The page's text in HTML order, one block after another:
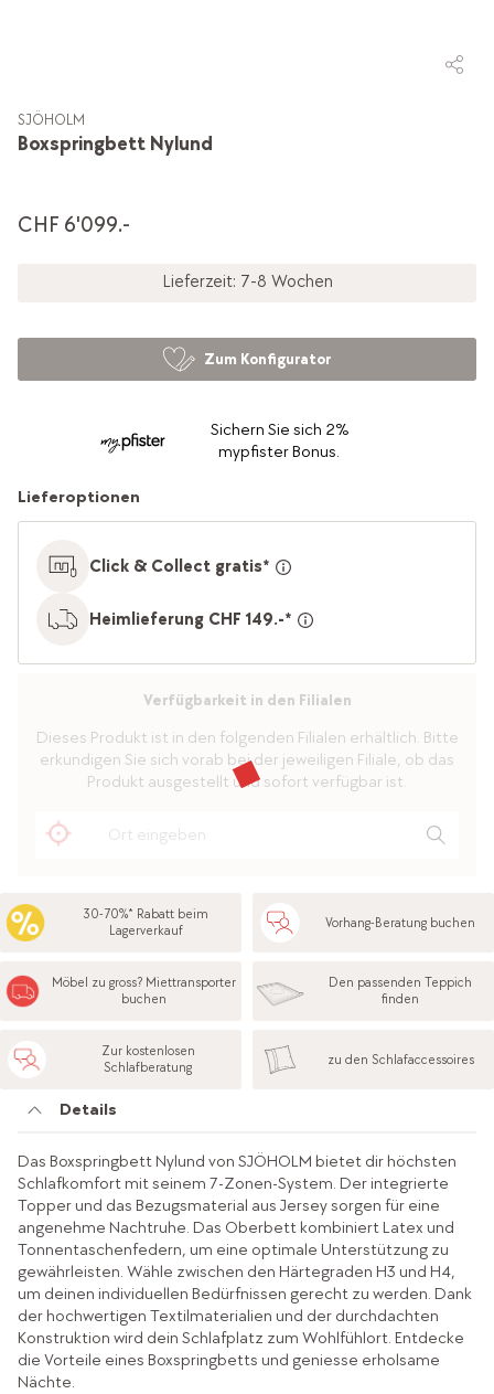
Boxspringbett Nylund
SJÖHOLM
CHF 6'099.-
Lieferzeit: 7-8 Wochen
Sichern Sie sich 2%
mypfister Bonus.
Zum Konfigurator
Lieferoptionen
Click & Collect gratis*
Heimlieferung CHF 149.-*
Verfügbarkeit in den Filialen
Dieses Produkt ist in den folgenden Filialen erhältlich. Bitte
erkundigen Sie sich vorab bei der jeweiligen Filiale, ob das
Produkt ausgestellt und sofort verfügbar ist.
30-70%* Rabatt beim
Lagerverkauf
Vorhang-Beratung buchen
Möbel zu gross? Miettransporter
buchen
Den passenden Teppich
finden
Zur kostenlosen
Schlafberatung
zu den Schlafaccessoires
Details
Das Boxspringbett Nylund von SJÖHOLM bietet dir höchsten
Schlafkomfort mit seinem 7-Zonen-System. Der integrierte
Topper und das Bezugsmaterial aus Jersey sorgen für eine
angenehme Nachtruhe. Das Oberbett kombiniert Latex und
Tonnentaschenfedern, um eine optimale Unterstützung zu
gewährleisten. Wähle zwischen den Härtegraden H3 und H4,
um deinen individuellen Bedürfnissen gerecht zu werden. Dank
der hochwertigen Textilmaterialien und der durchdachten
Konstruktion wird dein Schlafplatz zum Wohlfühlort. Entdecke
die Vorteile eines Boxspringbetts und geniesse erholsame
Nächte.